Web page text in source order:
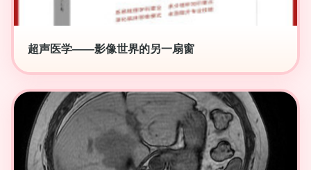
超声医学——影像世界的另一扇窗